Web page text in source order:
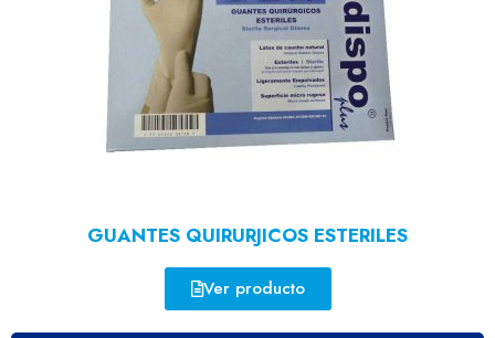
GUANTES QUIRURJICOS ESTERILES
Ver producto